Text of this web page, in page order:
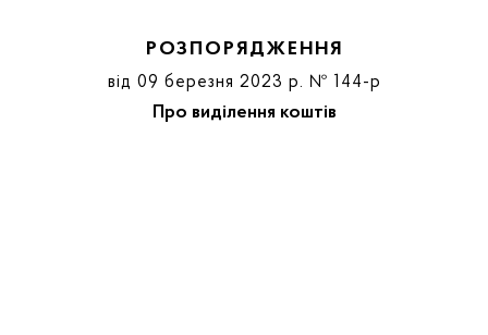
РОЗПОРЯДЖЕННЯ
від 09 березня 2023 р. № 144-р
Про виділення коштів